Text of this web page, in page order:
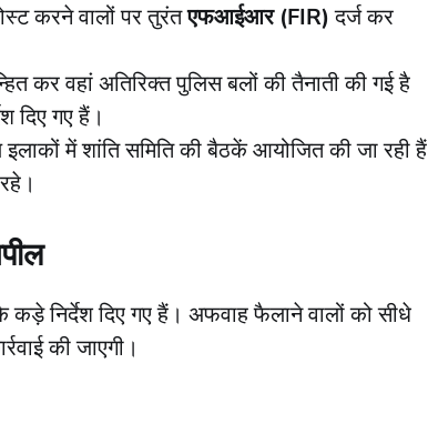
करने वालों पर तुरंतएफआईआर (FIR)दर्ज कर
कर वहां अतिरिक्त पुलिस बलों की तैनाती की गई है
दिए गए हैं।
में शांति समिति की बैठकें आयोजित की जा रही हैं
कड़े निर्देश दिए गए हैं। अफवाह फैलाने वालों को सीधे
की जाएगी।